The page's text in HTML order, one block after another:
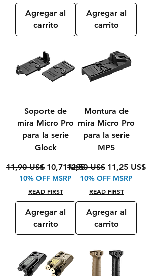
Agregar al
carrito
Agregar al
carrito
Soporte de
mira Micro Pro
para la serie
Glock
Precio
11,90 US$ Precio de oferta
10,71 US$
10% OFF MSRP
READ FIRST
Agregar al
carrito
Montura de
mira Micro Pro
para la serie
MP5
Precio
12,50 US$ Precio de
11,25 US$
10% OFF MSRP
READ FIRST
Agregar al
carrito